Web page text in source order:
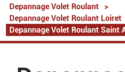
Depannage Volet Roulant
>
Depannage Volet Roulant Loiret
Depannage Volet Roulant Saint